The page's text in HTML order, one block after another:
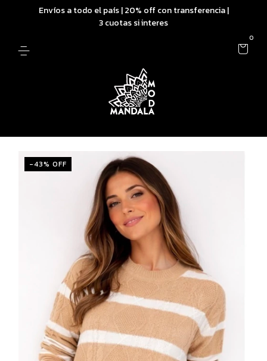
Envíos a todo el país | 20% off con transferencia |
3 cuotas si interes
0
-43% OFF